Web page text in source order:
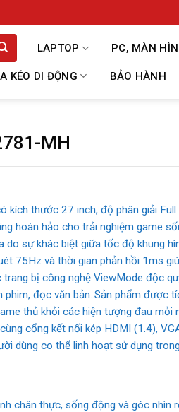
LAPTOP PC, MÀN
KÉO DI ĐỘNG BẢO HÀNH
MH
thước 27 inch, độ phân giải
hoàn hảo cho trải nghiệm game
do sự khác biệt giữa tốc độ khung
75Hz và thời gian phản hồi 1ms
bị công nghệ ViewMode độc
đọc văn bản..Sản phẩm được
thủ khỏi các hiện tượng đau
cổng kết nối kép HDMI (1.4),
dùng co thể linh hoạt sử dụng
chân thực, sống động và góc